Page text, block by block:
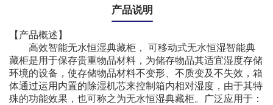
产品说明
【产品概述】
高效智能无水恒湿典藏柜， 可移动式无水恒湿智能典
藏柜是用于保存贵重物品材料，为储存物品其适宜湿度存储
环境的设备，使存储物品材料不变形、不质变及不失效，箱
体通过运用内置的除湿机芯来控制箱内相对湿度，由于其特
殊的功能效果，也可称之为无水恒湿典藏柜。广泛应用于：